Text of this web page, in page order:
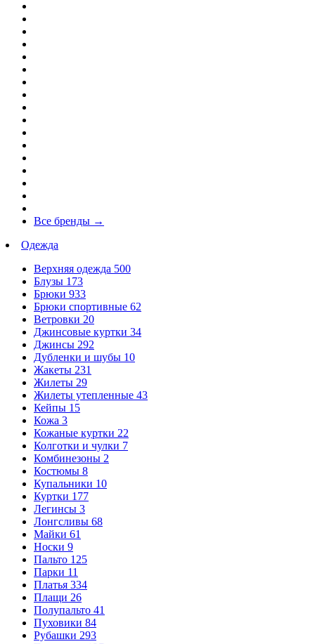
Все бренды →
Одежда
Верхняя одежда 500
Блузы 173
Брюки 933
Брюки спортивные 62
Ветровки 20
Джинсовые куртки 34
Джинсы 292
Дубленки и шубы 10
Жакеты 231
Жилеты 29
Жилеты утепленные 43
Кейпы 15
Кожа 3
Кожаные куртки 22
Колготки и чулки 7
Комбинезоны 2
Костюмы 8
Купальники 10
Куртки 177
Легинсы 3
Лонгсливы 68
Майки 61
Носки 9
Пальто 125
Парки 11
Платья 334
Плащи 26
Полупальто 41
Пуховики 84
Рубашки 293